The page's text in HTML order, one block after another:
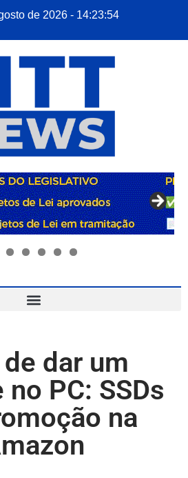
de 2026 - 14:23:55
dar um
PC: SSDs
na